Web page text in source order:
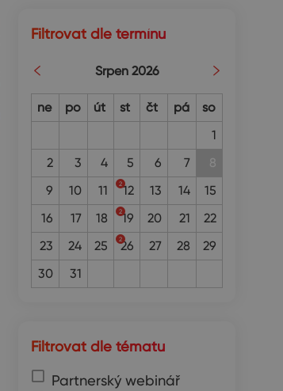
Filtrovat dle termínu
Srpen 2026
ne po út st čt pá
so
1
2
3 4 5 6 7
8
9
10 11 12
2 13 14
15
16
17 18 19
2 20 21
22
23
24 25 26
2 27 28
29
30
31
Filtrovat dle tématu
Partnerský webinář